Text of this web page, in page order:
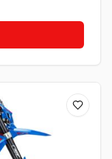
beleeft het leven.
voor de jonge
50 Motard Sport
is meer dan
van jouw stijl, jouw
•
tweetaktmotor •